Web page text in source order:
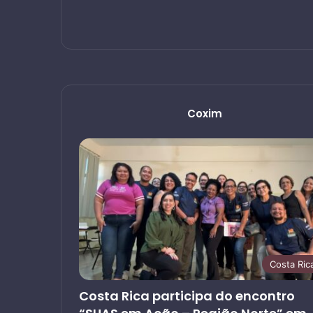
Coxim
Costa
Costa Rica participa do encontro